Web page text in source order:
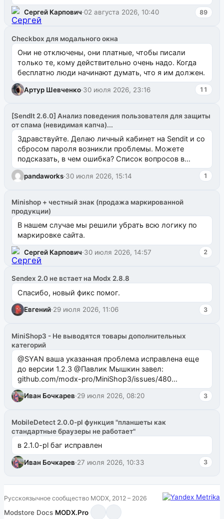
`uuid_1c`) VALUES ...
Сергей Карпович·02 августа 2026, 10:40 89
Checkbox для модального окна
Они не отключены, они платные, чтобы писали
только те, кому действительно очень надо. Когда
бесплатно люди начинают думать, что я им должен.
Артур Шевченко·30 июля 2026, 23:16 11
[SendIt 2.6.0] Анализ поведения пользователя для защиты
от спама (невидимая капча)...
Здравствуйте. Делаю личный кабинет на Sendit и со
сбросом пароля возникли проблемы. Можете
подсказать, в чем ошибка? Список вопросов в
одноименном разделе на modx.pro пока пуст, и,...
pandaworks·30 июля 2026, 15:14 1
Minishop + честный знак (продажа маркированной
продукции)
В нашем случае мы решили убрать всю логику по
маркировке сайта.
Сергей Карпович·30 июля 2026, 14:57 2
Sendex 2.0 не встает на Modx 2.8.8
Спасибо, новый фикс помог.
Евгений·29 июля 2026, 11:06 3
MiniShop3 - Не выводятся товары дополнительных
категорий
@SYAN ваша указанная проблема исправлена еще
до версии 1.2.3 @Павлик Мышкин завел:
github.com/modx-pro/MiniShop3/issues/480
github.com/modx-pro/MiniShop3/issues/481Исправим
в б...
Иван Бочкарев·29 июля 2026, 08:20 3
MobileDetect 2.0.0-pl функция "планшеты как
стандартные браузеры не работает"
в 2.1.0-pl баг исправлен
Иван Бочкарев·27 июля 2026, 10:33 3
Русскоязычное сообщество MODX, 2012 – 2026
Modstore·Docs·MODX.Pro·